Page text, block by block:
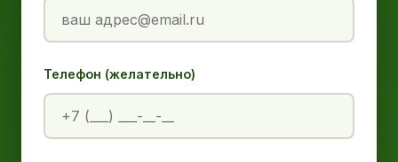
Телефон (желательно)